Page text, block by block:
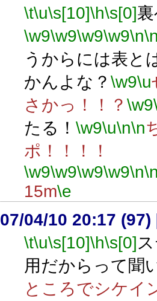
\t\u\s[10]\h\s[0]
\w9\w9\w9\w9\n
うからには表と
かんよな？ \w9\u
さかっ！！？ \w9
たる！ \w9\u\n\n
ポ！！！！
\w9\w9\w9\w9\n
15m\e
07/04/10 20:17 (97)
\t\u\s[10]\h\s[0]
用だからって聞
ところでシケイ